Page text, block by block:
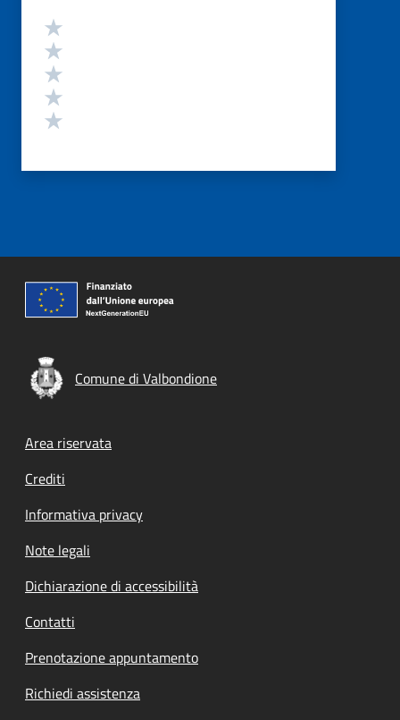
Valutazione
Comune di Valbondione
Footer menu
Area riservata
Crediti
Informativa privacy
Note legali
Dichiarazione di accessibilità
Contatti
Prenotazione appuntamento
Richiedi assistenza